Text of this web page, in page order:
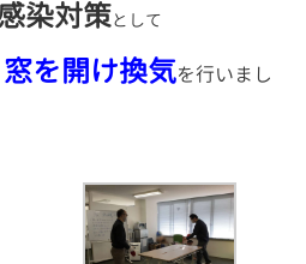
染対策として
窓を開け換気を行いまし